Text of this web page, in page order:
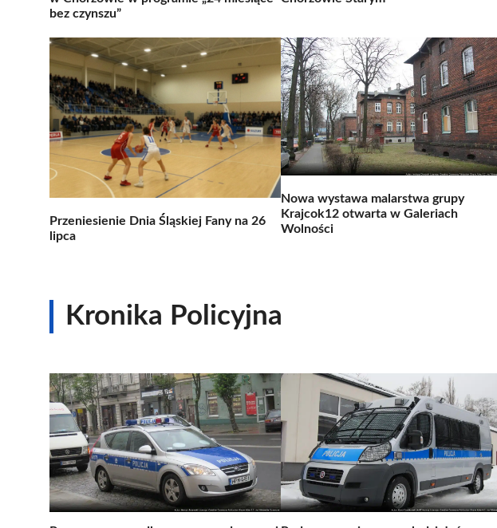
bez czynszu”
Przeniesienie Dnia Śląskiej Fany na 26
lipca
Nowa wystawa malarstwa grupy
Krajcok12 otwarta w Galeriach
Wolności
Kronika Policyjna